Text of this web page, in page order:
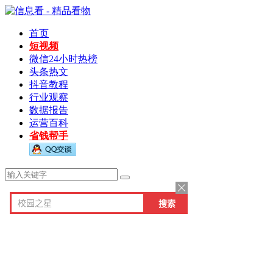
首页
短视频
微信24小时热榜
头条热文
抖音教程
行业观察
数据报告
运营百科
省钱帮手